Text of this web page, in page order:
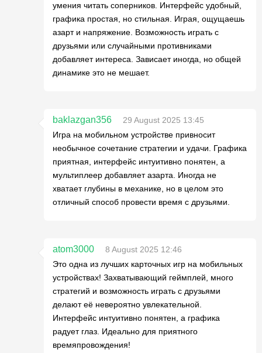
умения читать соперников. Интерфейс удобный,
графика простая, но стильная. Играя, ощущаешь
азарт и напряжение. Возможность играть с
друзьями или случайными противниками
добавляет интереса. Зависает иногда, но общей
динамике это не мешает.
baklazgan356
29 August 2025 13:45
Игра на мобильном устройстве привносит
необычное сочетание стратегии и удачи. Графика
приятная, интерфейс интуитивно понятен, а
мультиплеер добавляет азарта. Иногда не
хватает глубины в механике, но в целом это
отличный способ провести время с друзьями.
atom3000
8 August 2025 12:46
Это одна из лучших карточных игр на мобильных
устройствах! Захватывающий геймплей, много
стратегий и возможность играть с друзьями
делают её невероятно увлекательной.
Интерфейс интуитивно понятен, а графика
радует глаз. Идеально для приятного
времяпровождения!